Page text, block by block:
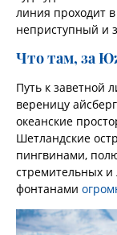
линия проходит
неприступный и
Что там, за
Путь к заветной
вереницу
океанские
Шетландские
пингвинами,
стремительных и
фонтанами